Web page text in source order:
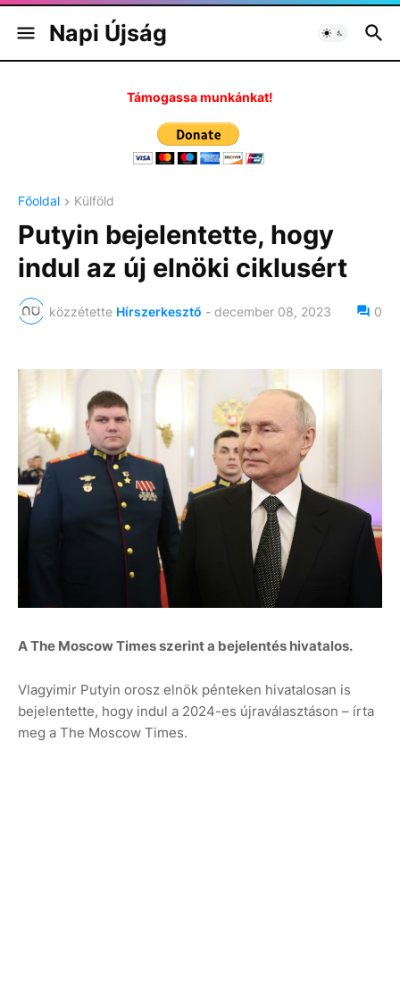
Napi Újság
Támogassa munkánkat!
Főoldal Külföld
Putyin bejelentette, hogy
indul az új elnöki ciklusért
közzétette Hírszerkesztő - december 08, 2023 0
A The Moscow Times szerint a bejelentés hivatalos.
Vlagyimir Putyin orosz elnök pénteken hivatalosan is
bejelentette, hogy indul a 2024-es újraválasztáson – írta
meg a The Moscow Times.